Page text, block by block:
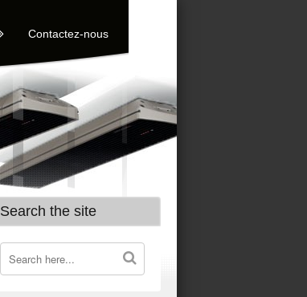
Contactez-nous
Search the site